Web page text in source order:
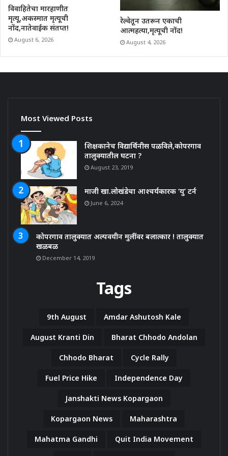
विवाहितेचा मारहाणीत
मृत्यू,अकस्मात मृत्यूची
नोंद,नातेवाईक संतप्त!
August 6, 2026
रेल्वेतून उतरून एकाची
आत्महत्या,मृत्यूची नोंद!
August 4, 2026
Most Viewed Posts
शिक्षकानेच विद्यार्थिनीस पळविले,कोपरगाव
तालुक्यातील घटना ?
August 23, 2019
माजी खा.लोखंडेचा आश्चर्यकारक ‘यु’ टर्न
June 6, 2024
कोपरगाव तालुक्यात अल्पवयीन मुलींवर बलात्कार ! तालुक्यात
खळबळ
December 14, 2019
Tags
9th August Amdar Ashutosh Kale
August Kranti Din Bharat Chhodo Andolan
Chhodo Bharat Cycle Rally
Fuel Price Hike Independence Day
Janshakti News Kopargaon
Kopargaon News Maharashtra
Mahatma Gandhi Quit India Movement